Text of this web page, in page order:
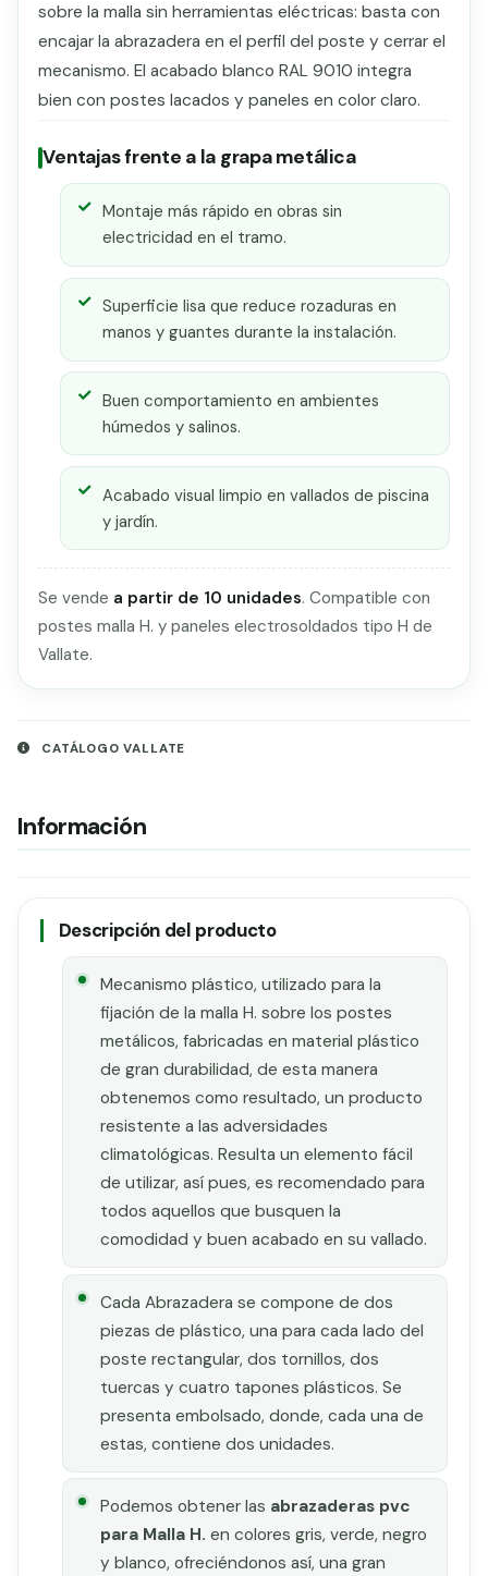
sobre la malla sin herramientas eléctricas: basta con
encajar la abrazadera en el perfil del poste y cerrar el
mecanismo. El acabado blanco RAL 9010 integra
bien con postes lacados y paneles en color claro.
Ventajas frente a la grapa metálica
Montaje más rápido en obras sin
electricidad en el tramo.
Superficie lisa que reduce rozaduras en
manos y guantes durante la instalación.
Buen comportamiento en ambientes
húmedos y salinos.
Acabado visual limpio en vallados de piscina
y jardín.
Se vende a partir de 10 unidades. Compatible con
postes malla H. y paneles electrosoldados tipo H de
Vallate.
CATÁLOGO VALLATE
Información
Descripción del producto
Mecanismo plástico, utilizado para la
fijación de la malla H. sobre los postes
metálicos, fabricadas en material plástico
de gran durabilidad, de esta manera
obtenemos como resultado, un producto
resistente a las adversidades
climatológicas. Resulta un elemento fácil
de utilizar, así pues, es recomendado para
todos aquellos que busquen la
comodidad y buen acabado en su vallado.
Cada Abrazadera se compone de dos
piezas de plástico, una para cada lado del
poste rectangular, dos tornillos, dos
tuercas y cuatro tapones plásticos. Se
presenta embolsado, donde, cada una de
estas, contiene dos unidades.
Podemos obtener las abrazaderas pvc
para Malla H. en colores gris, verde, negro
y blanco, ofreciéndonos así, una gran